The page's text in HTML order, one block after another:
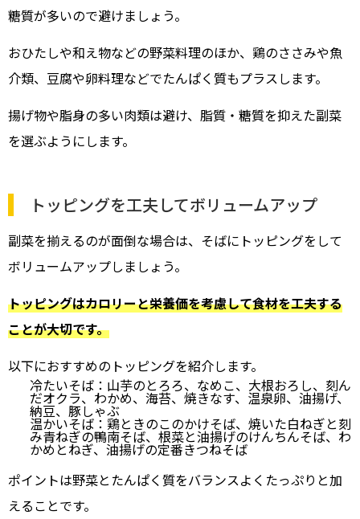
糖質が多いので避けましょう。
おひたしや和え物などの野菜料理のほか、鶏のささみや魚
介類、豆腐や卵料理などでたんぱく質もプラスします。
揚げ物や脂身の多い肉類は避け、脂質・糖質を抑えた副菜
を選ぶようにします。
トッピングを工夫してボリュームアップ
副菜を揃えるのが面倒な場合は、そばにトッピングをして
ボリュームアップしましょう。
トッピングはカロリーと栄養価を考慮して食材を工夫する
ことが大切です。
以下におすすめのトッピングを紹介します。
冷たいそば：山芋のとろろ、なめこ、大根おろし、刻ん
だオクラ、わかめ、海苔、焼きなす、温泉卵、油揚げ、
納豆、豚しゃぶ
温かいそば：鶏ときのこのかけそば、焼いた白ねぎと刻
み青ねぎの鴨南そば、根菜と油揚げのけんちんそば、わ
かめとねぎ、油揚げの定番きつねそば
ポイントは野菜とたんぱく質をバランスよくたっぷりと加
えることです。